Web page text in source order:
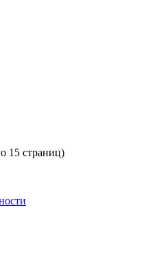
15 страниц)